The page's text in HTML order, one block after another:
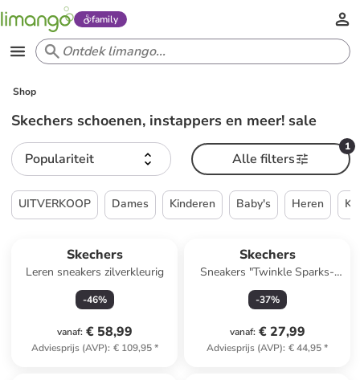
family
Shop
Skechers schoenen, instappers en meer! sale
Populariteit
1
Alle filters
UITVERKOOP Dames Kinderen Baby's Heren
Skechers
Leren sneakers zilverkleurig
-46%
vanaf: € 58,99
Adviesprijs (AVP): € 109,95*
Skechers
Sneakers "Twinkle Sparks-
Underwater Magic" lichtroze
-37%
vanaf: € 27,99
Adviesprijs (AVP): € 44,95*